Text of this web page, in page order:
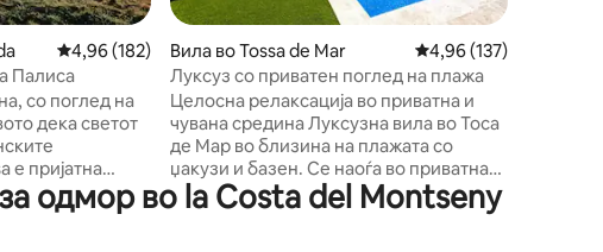
Просечна оцена: 4,96 од 5, 182 рецензии
4,96 (182)
Палиса
со поглед на
дека светот
за оние кои
Вила во Tossa de Mar Просечна оцена:
4,96 (137)
Луксуз со приватен поглед на плажа
Целосна релаксација во приватна и
чувана средина Луксузна вила во Тоса
де Мар во близина на плажата со
џакузи и базен. Се наоѓа во приватна
урбанизација со голема приватна
плажа и голема приватна плажа со
одмор во la Costa del Montseny